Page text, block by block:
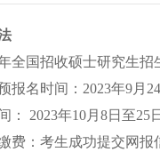
国招收硕士研究生招
名时间：2023年9月24
2023年10月8日至25
：考生成功提交网报信